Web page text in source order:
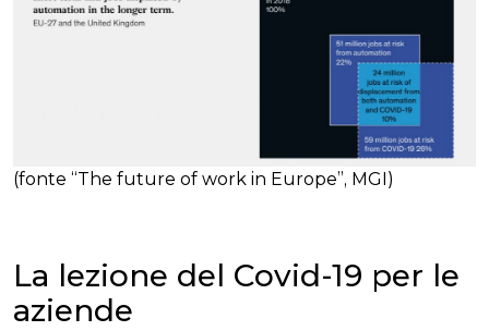
(fonte “The future of work in Europe”, MGI)
La lezione del Covid-19 per le
aziende